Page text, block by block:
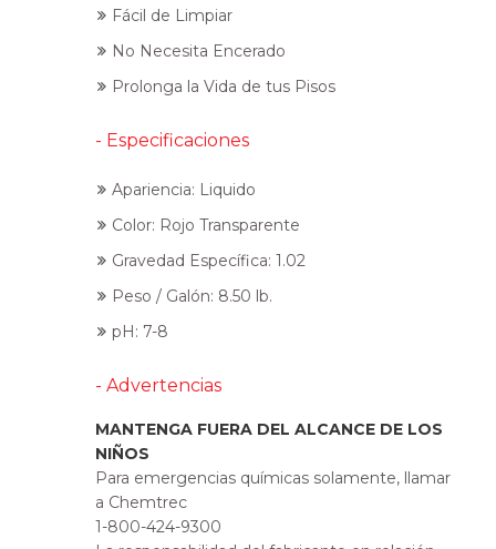
Fácil de Limpiar
No Necesita Encerado
Prolonga la Vida de tus Pisos
- Especificaciones
Apariencia: Liquido
Color: Rojo Transparente
Gravedad Específica: 1.02
Peso / Galón: 8.50 lb.
pH: 7-8
- Advertencias
MANTENGA FUERA DEL ALCANCE DE LOS
NIÑOS
Para emergencias químicas solamente, llamar
a Chemtrec
1-800-424-9300